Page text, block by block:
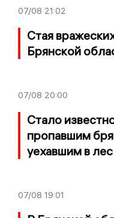
07/08 21:02
Стая
Брянской
07/08 20:00
Стало
пропавшим
уехавшим в
07/08 19:01